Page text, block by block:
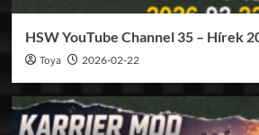
HSW YouTube Channel 35 – Hírek
Toya 2026-02-22